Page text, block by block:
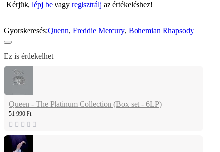
Kérjük, lépj be vagy regisztrálj az értékeléshez!
Gyorskeresés:Quenn, Freddie Mercury, Bohemian Rhapsody
Ez is érdekelhet
Queen - The Platinum Collection (Box set - 6LP)
51 990 Ft